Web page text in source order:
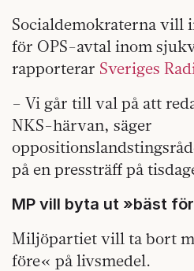
Socialdemokraterna vill
för OPS-avtal inom
rapporterar Sveriges
– Vi går till val på att
NKS-härvan, säger
på en pressträff på
MP vill byta ut »bäst
Miljöpartiet vill ta bort
före« på livsmedel.